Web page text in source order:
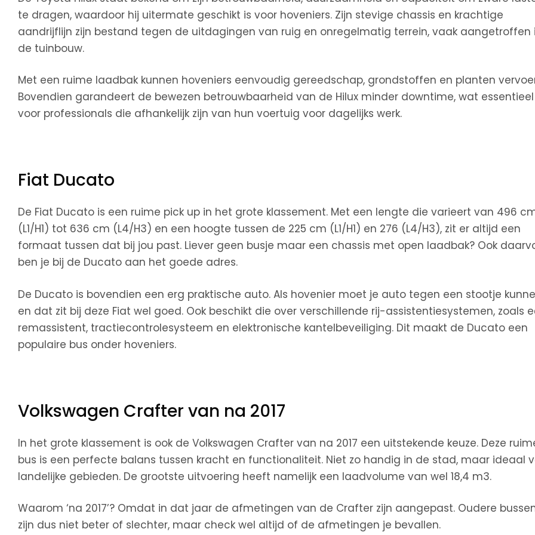
te dragen, waardoor hij uitermate geschikt is voor hoveniers. Zijn stevige chassis en krachtige
aandrijflijn zijn bestand tegen de uitdagingen van ruig en onregelmatig terrein, vaak aangetroffen
de tuinbouw.
Met een ruime laadbak kunnen hoveniers eenvoudig gereedschap, grondstoffen en planten
Bovendien garandeert de bewezen betrouwbaarheid van de Hilux minder downtime, wat essentieel
voor professionals die afhankelijk zijn van hun voertuig voor dagelijks werk.
Fiat Ducato
De Fiat Ducato is een ruime pick up in het grote klassement. Met een lengte die varieert van 496
(L1/H1) tot 636 cm (L4/H3) en een hoogte tussen de 225 cm (L1/H1) en 276 (L4/H3), zit er altijd een
formaat tussen dat bij jou past. Liever geen busje maar een chassis met open laadbak? Ook
ben je bij de Ducato aan het goede adres.
De Ducato is bovendien een erg praktische auto. Als hovenier moet je auto tegen een stootje
en dat zit bij deze Fiat wel goed. Ook beschikt die over verschillende rij-assistentiesystemen, zoals
remassistent, tractiecontrolesysteem en elektronische kantelbeveiliging. Dit maakt de Ducato een
populaire bus onder hoveniers.
Volkswagen Crafter van na 2017
In het grote klassement is ook de Volkswagen Crafter van na 2017 een uitstekende keuze. Deze
bus is een perfecte balans tussen kracht en functionaliteit. Niet zo handig in de stad, maar ideaal
landelijke gebieden. De grootste uitvoering heeft namelijk een laadvolume van wel 18,4 m3.
Waarom ‘na 2017’? Omdat in dat jaar de afmetingen van de Crafter zijn aangepast. Oudere
zijn dus niet beter of slechter, maar check wel altijd of de afmetingen je bevallen.